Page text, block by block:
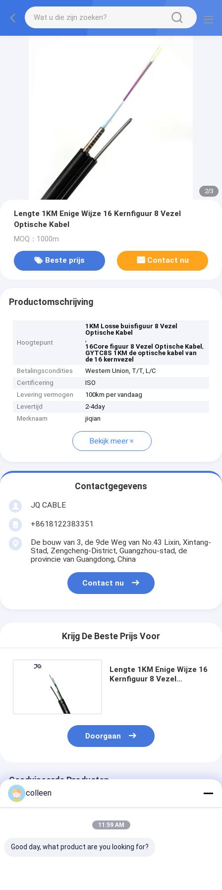
2/3
Lengte 1KM Enige Wijze 16 Kernfiguur 8 Vezel
Optische Kabel
MOQ：1000m
Beste prijs Contact nu
Productomschrijving
Hoogtepunt
1KM Losse buisfiguur 8 Vezel
Optische Kabel
,
16Core figuur 8 Vezel Optische Kabel,
GYTC8S 1KM de optische kabel van
de 16 kernvezel
Betalingscondities
Western Union, T/T, L/C
Certificering
ISO
Levering vermogen
100km per vandaag
Levertijd
2-4day
Merknaam
jiqian
Bekijk meer
Contactgegevens
JQ CABLE
+8618122383351
De bouw van 3, de 9de Weg van No.43 Lixin, Xintang-
Stad, Zengcheng-District, Guangzhou-stad, de
provincie van Guangdong, China
Contact nu
Krijg De Beste Prijs Voor
Lengte 1KM Enige Wijze 16
Kernfiguur 8 Vezel
Doorgaan
Geadviseerde Producten
colleen
11:59 AM
Good day, what product are you looking for?